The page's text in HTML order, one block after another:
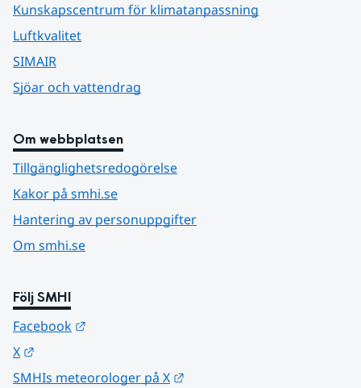
Kunskapscentrum för klimatanpassning
Luftkvalitet
SIMAIR
Sjöar och vattendrag
Om webbplatsen
Tillgänglighetsredogörelse
Kakor på smhi.se
Hantering av personuppgifter
Om smhi.se
Följ SMHI
Facebook
X
SMHIs meteorologer på X